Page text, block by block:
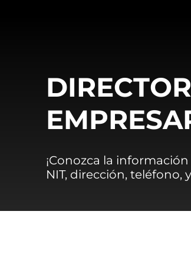
¡Conozca la
NIT, dirección, teléfono,